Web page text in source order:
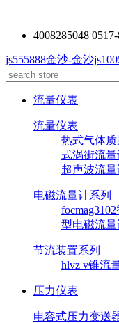
4008285048
js555888金沙-金沙
流量仪表
流量仪表
热式气体
式涡街流量
超声波流量
电磁流量计系列
型电磁流量
节流装置系列
hlvz v锥流
压力仪表
电容式压力变送